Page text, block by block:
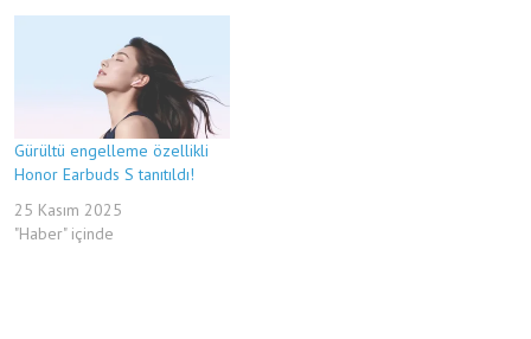
Gürültü engelleme özellikli
Honor Earbuds S tanıtıldı!
25 Kasım 2025
"Haber" içinde